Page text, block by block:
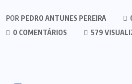
POR PEDRO ANTUNES PEREIRA
0 COMENTÁRIOS
579